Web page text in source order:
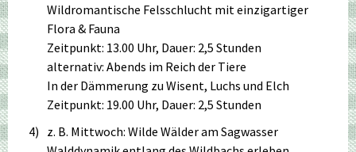
Wildromantische Felsschlucht mit einzigartiger
Flora & Fauna
Zeitpunkt: 13.00 Uhr, Dauer: 2,5 Stunden
alternativ: Abends im Reich der Tiere
In der Dämmerung zu Wisent, Luchs und Elch
Zeitpunkt: 19.00 Uhr, Dauer: 2,5 Stunden
4) z. B. Mittwoch: Wilde Wälder am Sagwasser